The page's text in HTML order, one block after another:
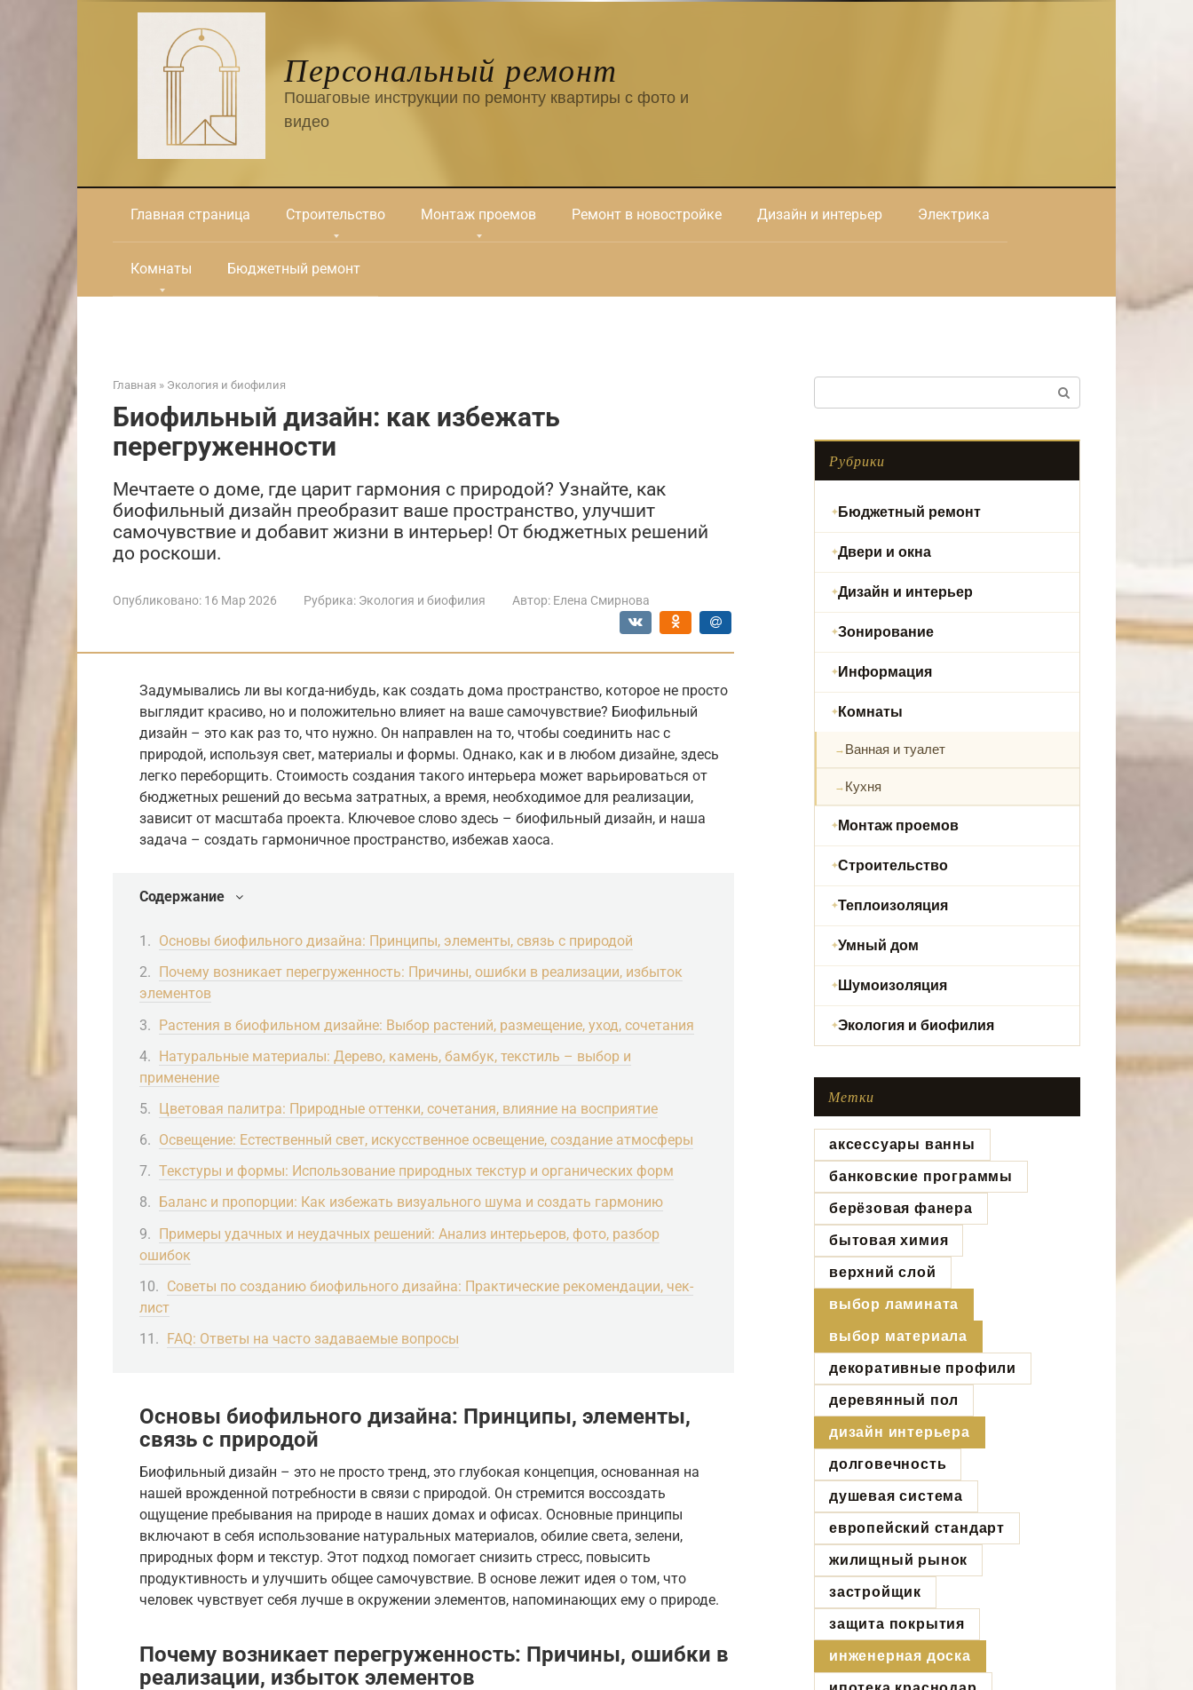
Персональный ремонт
Пошаговые инструкции по ремонту квартиры с фото и
видео
Главная страница Строительство Монтаж проемов Ремонт в новостройке Дизайн и интерьер Электрика
Комнаты Бюджетный ремонт
Главная » Экология и биофилия
Биофильный дизайн: как избежать
перегруженности
Мечтаете о доме, где царит гармония с природой? Узнайте, как
биофильный дизайн преобразит ваше пространство, улучшит
самочувствие и добавит жизни в интерьер! От бюджетных решений
до роскоши.
Опубликовано: 16 Мар 2026 Рубрика: Экология и биофилия Автор: Елена Смирнова
Задумывались ли вы когда-нибудь, как создать дома пространство, которое не просто
выглядит красиво, но и положительно влияет на ваше самочувствие? Биофильный
дизайн – это как раз то, что нужно. Он направлен на то, чтобы соединить нас с
природой, используя свет, материалы и формы. Однако, как и в любом дизайне, здесь
легко переборщить. Стоимость создания такого интерьера может варьироваться от
бюджетных решений до весьма затратных, а время, необходимое для реализации,
зависит от масштаба проекта. Ключевое слово здесь – биофильный дизайн, и наша
задача – создать гармоничное пространство, избежав хаоса.
Содержание
Основы биофильного дизайна: Принципы, элементы, связь с природой
Почему возникает перегруженность: Причины, ошибки в реализации, избыток
элементов
Растения в биофильном дизайне: Выбор растений, размещение, уход, сочетания
Натуральные материалы: Дерево, камень, бамбук, текстиль – выбор и
применение
Цветовая палитра: Природные оттенки, сочетания, влияние на восприятие
Освещение: Естественный свет, искусственное освещение, создание атмосферы
Текстуры и формы: Использование природных текстур и органических форм
Баланс и пропорции: Как избежать визуального шума и создать гармонию
Примеры удачных и неудачных решений: Анализ интерьеров, фото, разбор
ошибок
Советы по созданию биофильного дизайна: Практические рекомендации, чек-
лист
FAQ: Ответы на часто задаваемые вопросы
Основы биофильного дизайна: Принципы, элементы,
связь с природой
Биофильный дизайн – это не просто тренд, это глубокая концепция, основанная на
нашей врожденной потребности в связи с природой. Он стремится воссоздать
ощущение пребывания на природе в наших домах и офисах. Основные принципы
включают в себя использование натуральных материалов, обилие света, зелени,
природных форм и текстур. Этот подход помогает снизить стресс, повысить
продуктивность и улучшить общее самочувствие. В основе лежит идея о том, что
человек чувствует себя лучше в окружении элементов, напоминающих ему о природе.
Почему возникает перегруженность: Причины, ошибки в
реализации, избыток элементов
Рубрики
Бюджетный ремонт
Двери и окна
Дизайн и интерьер
Зонирование
Информация
Комнаты
Ванная и туалет
Кухня
Монтаж проемов
Строительство
Теплоизоляция
Умный дом
Шумоизоляция
Экология и биофилия
Метки
аксессуары ванны
банковские программы
берёзовая фанера
бытовая химия
верхний слой
выбор ламината
выбор материала
декоративные профили
деревянный пол
дизайн интерьера
долговечность
душевая система
европейский стандарт
жилищный рынок
застройщик
защита покрытия
инженерная доска